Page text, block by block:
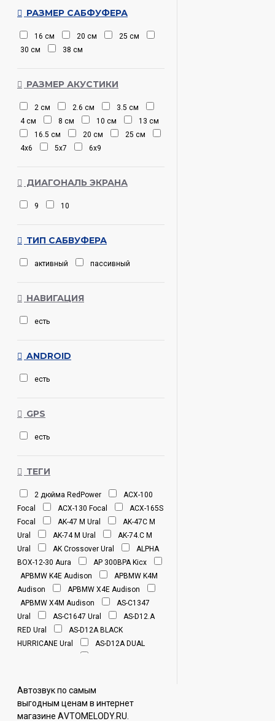
РАЗМЕР САБФУФЕРА
16 см 20 см
25 см
30 см
38 см
РАЗМЕР АКУСТИКИ
2 см 2.6 см
3.5 см
4 см
8 см 10 см
13 см
16.5 см
20 см
25 см
4х6
5х7 6х9
ДИАГОНАЛЬ ЭКРАНА
9 10
ТИП САБВУФЕРА
активный пассивный
НАВИГАЦИЯ
есть
ANDROID
есть
GPS
есть
ТЕГИ
2 дюйма RedPower
ACX-100
Focal
ACX-130 Focal
ACX-165S
Focal
AK-47 M Ural
AK-47С M
Ural
AK-74 M Ural
AK-74.C M
Ural
AK Crossover Ural
ALPHA
BOX-12-30 Aura
AP 300BPA Kicx
APBMW K4E Audison
APBMW K4M
Audison
APBMW X4E Audison
APBMW X4M Audison
AS-C1347
Ural
AS-C1647 Ural
AS-D12.A
RED Ural
AS-D12A BLACK
HURRICANE Ural
AS-D12A DUAL
AS-W50M Ural
AS-W130MB Ural
Автозвук по самым
выгодным ценам в интернет
магазине АVTOMELODY.RU.